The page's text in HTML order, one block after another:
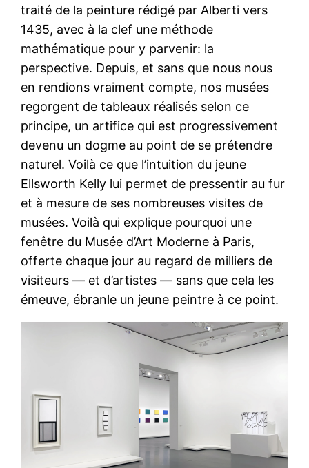
traité de la peinture rédigé par Alberti vers
1435, avec à la clef une méthode
mathématique pour y parvenir: la
perspective. Depuis, et sans que nous nous
en rendions vraiment compte, nos musées
regorgent de tableaux réalisés selon ce
principe, un artifice qui est progressivement
devenu un dogme au point de se prétendre
naturel. Voilà ce que l’intuition du jeune
Ellsworth Kelly lui permet de pressentir au fur
et à mesure de ses nombreuses visites de
musées. Voilà qui explique pourquoi une
fenêtre du Musée d’Art Moderne à Paris,
offerte chaque jour au regard de milliers de
visiteurs — et d’artistes — sans que cela les
émeuve, ébranle un jeune peintre à ce point.